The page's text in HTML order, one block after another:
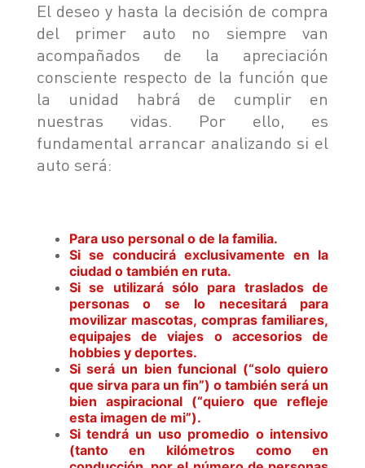
El deseo y hasta la decisión de compra
del primer auto no siempre van
acompañados de la apreciación
consciente respecto de la función que
la unidad habrá de cumplir en
nuestras vidas. Por ello, es
fundamental arrancar analizando si el
auto será:
Para uso personal o de la familia.
Si se conducirá exclusivamente en la
ciudad o también en ruta.
Si se utilizará sólo para traslados de
personas o se lo necesitará para
movilizar mascotas, compras familiares,
equipajes de viajes o accesorios de
hobbies y deportes.
Si será un bien funcional (“solo quiero
que sirva para un fin”) o también será un
bien aspiracional (“quiero que refleje
esta imagen de mi”).
Si tendrá un uso promedio o intensivo
(tanto en kilómetros como en